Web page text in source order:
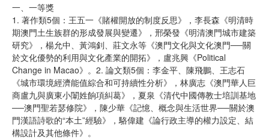
一、一等獎
1. 著作類5個：王五一《賭權開放的制度反思》，李長森《明清時
期澳門土生族群的形成發展與變遷》，邢榮發《明清澳門城市建築
研究》，楊允中、黃鴻釗、莊文永等《澳門文化與文化澳門──關
於文化優勢的利用與文化產業的開拓》，盧兆興《Political
Change in Macao》。2. 論文類5個：李金平、陳飛鵬、王志石
《城市環境經濟能值綜合和可持續性分析》，林廣志《澳門華人巨
商盧九與廣東小闈姓餉項糾葛》，夏泉《清代中國傳教士培訓基地
──澳門聖若瑟修院》，陳少華《記憶、概念與生活世界──關於澳
門漢語詩歌的“本土”經驗》，駱偉建《論行政主導的權力設定、結
構設計及其他條件》。